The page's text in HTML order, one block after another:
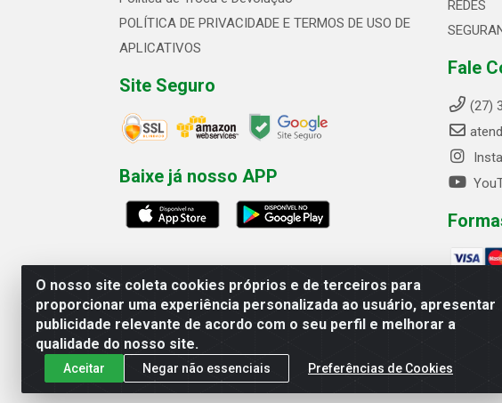
O nosso site coleta cookies próprios e de terceiros para
proporcionar uma experiência personalizada ao usuário, apresentar
publicidade relevante de acordo com o seu perfil e melhorar a
qualidade do nosso site.
Aceitar Negar não essenciais Preferências de Cookies
POLÍTICA DE PRIVACIDADE E TERMOS DE USO DE
APLICATIVOS
Site Seguro
Baixe já nosso APP
REDES
Fale
(27)
Linhavix Distribuidora LTDA - Avenida Alegre, 2521 -